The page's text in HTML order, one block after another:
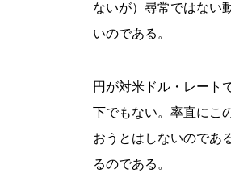
ないが）尋常ではない
いのである。
円が対米ドル・レート
下でもない。率直にこ
おうとはしないのであ
るのである。